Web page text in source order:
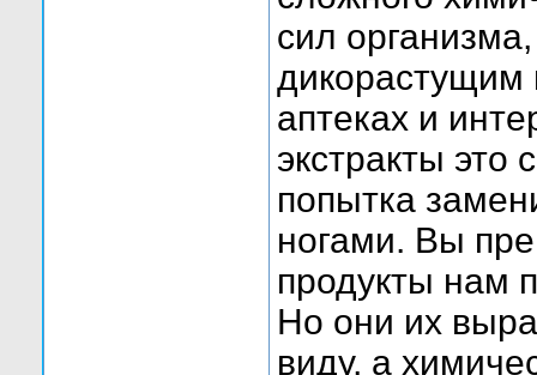
сил
дикорастущим
аптеках и
экстракты это
попытка
ногами. Вы
продукты нам
Но они их
виду, а